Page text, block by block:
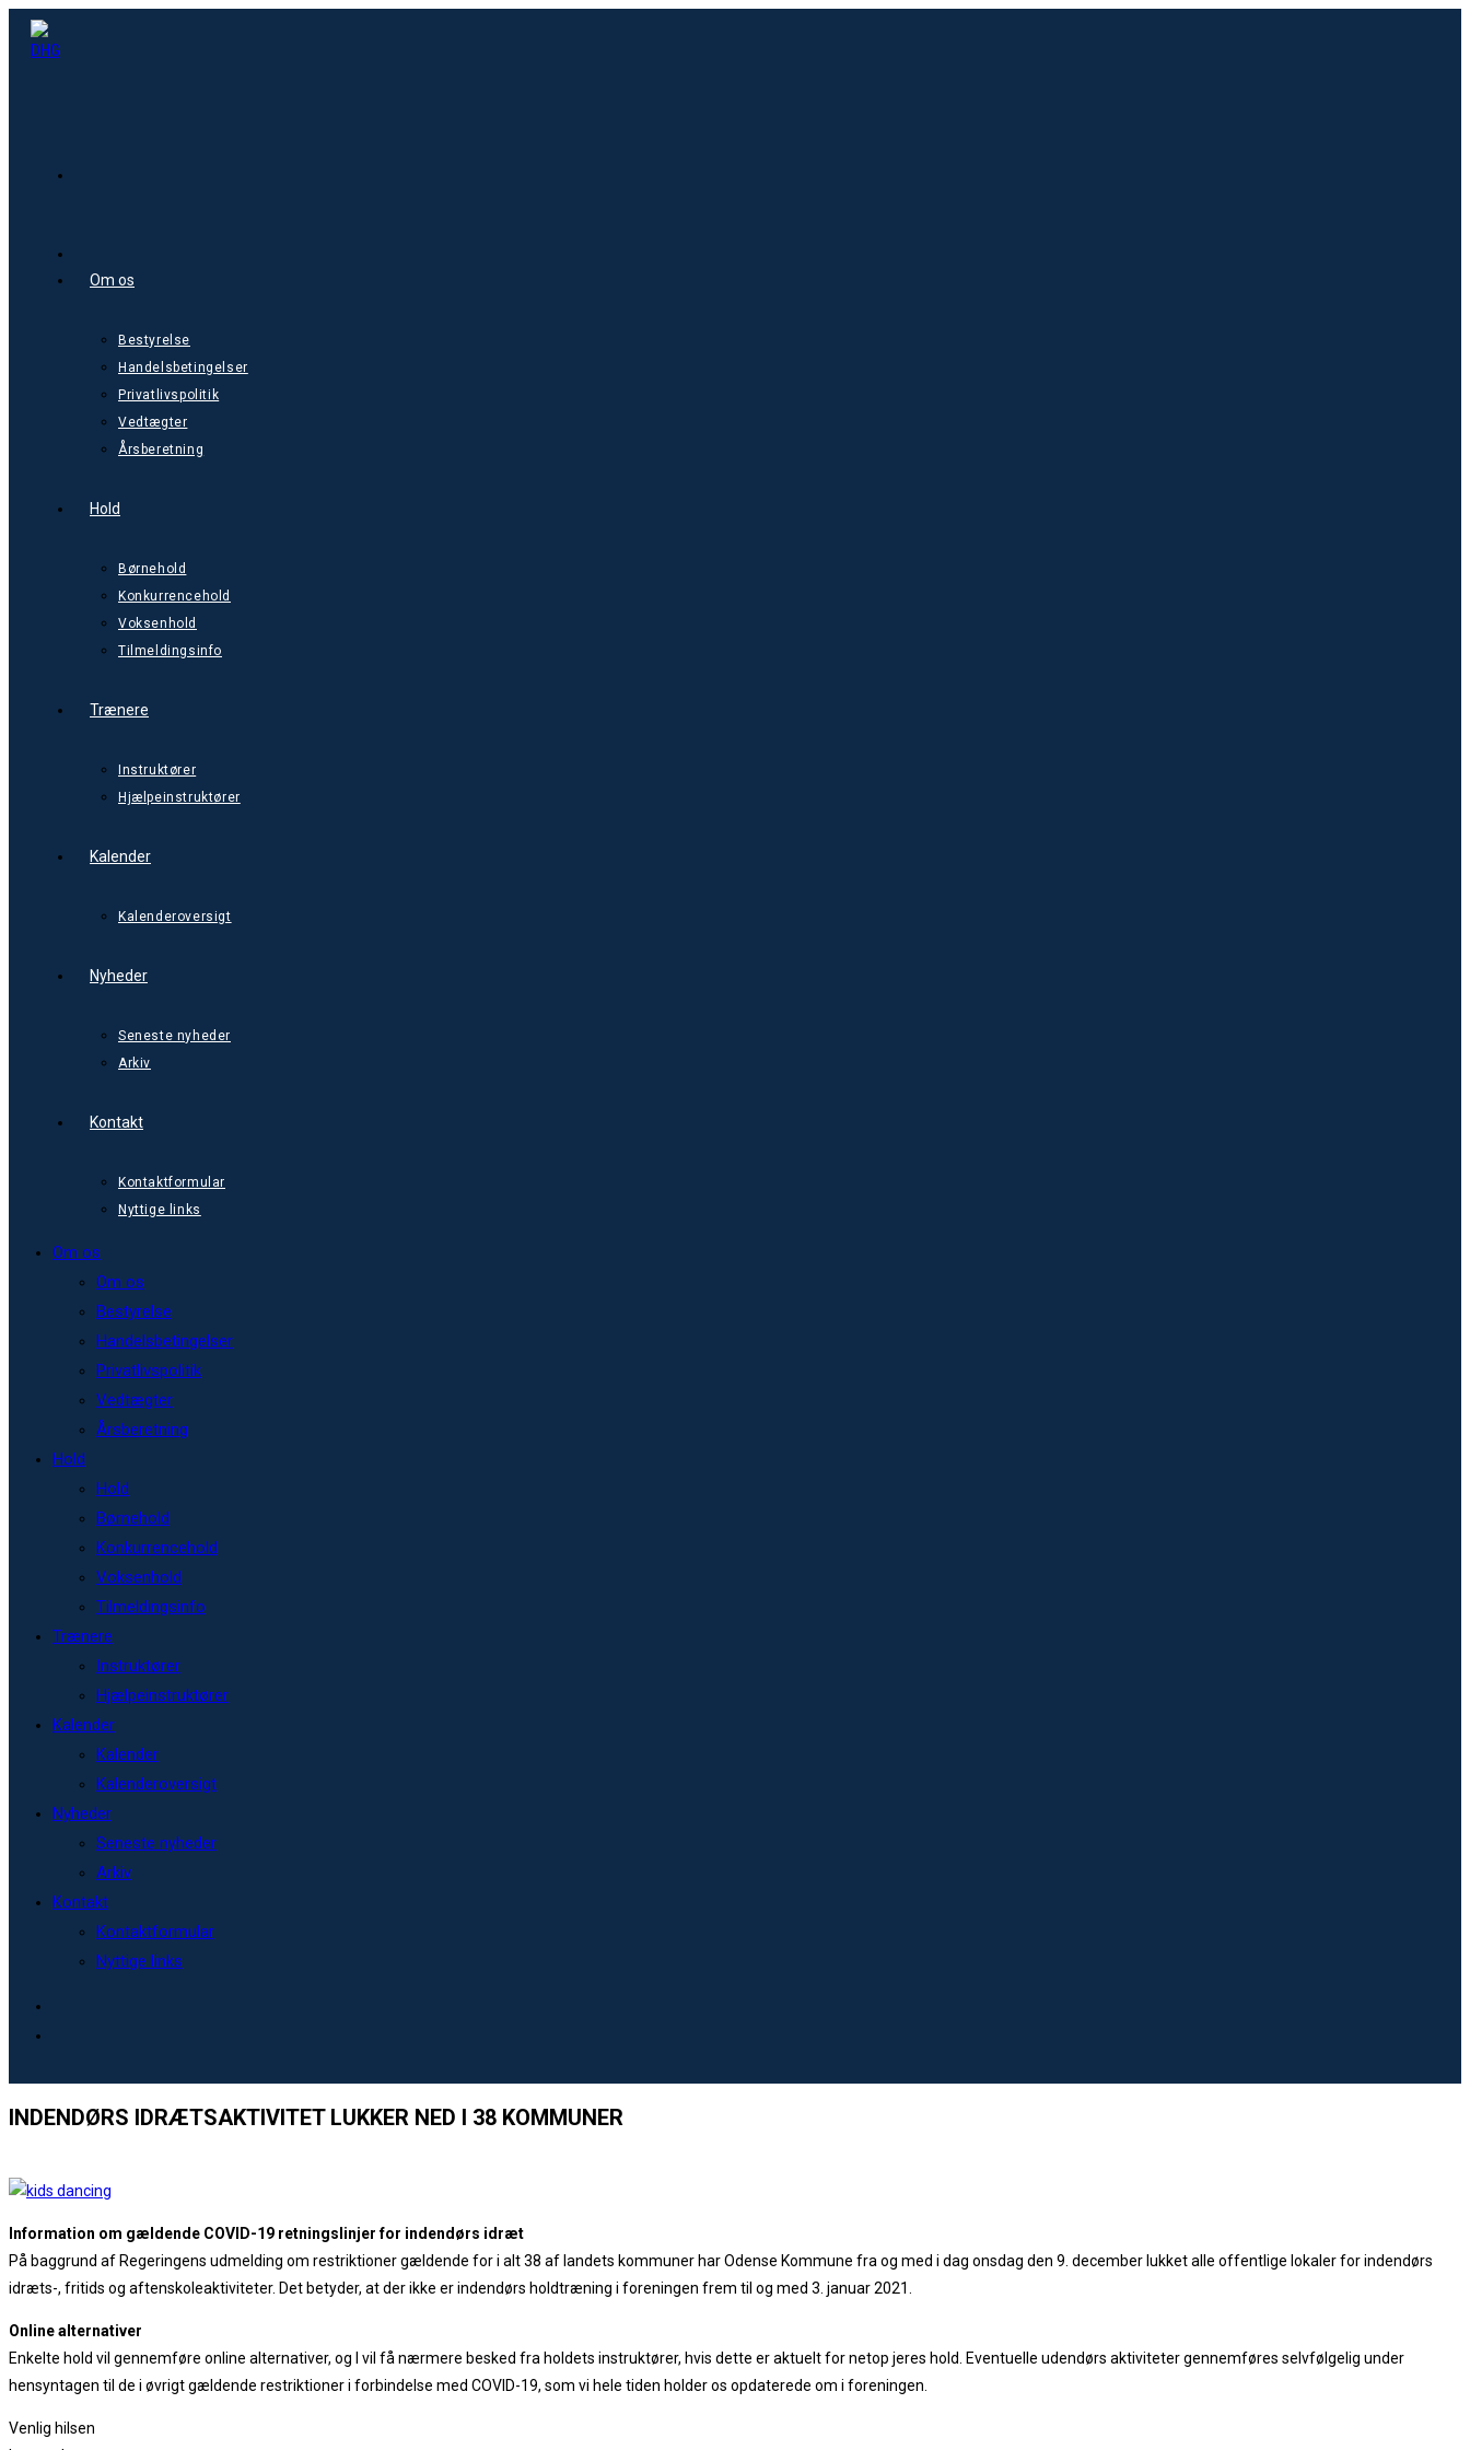
Skip
Om os
Bestyrelse
Handelsbetingelser
Privatlivspolitik
Vedtægter
Årsberetning
Hold
Børnehold
Konkurrencehold
Voksenhold
Tilmeldingsinfo
Trænere
Instruktører
Hjælpeinstruktører
Kalender
Kalenderoversigt
Nyheder
Seneste nyheder
Arkiv
Kontakt
Kontaktformular
Nyttige links
Om os
Om os
Bestyrelse
Handelsbetingelser
Privatlivspolitik
Vedtægter
Årsberetning
Hold
Hold
Børnehold
Konkurrencehold
Voksenhold
Tilmeldingsinfo
Trænere
Instruktører
Hjælpeinstruktører
Kalender
Kalender
Kalenderoversigt
Nyheder
Seneste nyheder
Arkiv
Kontakt
Kontaktformular
Nyttige links
INDENDØRS IDRÆTSAKTIVITET LUKKER NED I 38 KOMMUNER
Information om gældende COVID-19 retningslinjer for indendørs idræt
På baggrund af Regeringens udmelding om restriktioner gældende for i alt 38 af landets kommuner har Odense Kommune fra og med i dag onsdag den 9. december lukket alle offentlige lokaler for indendørs
idræts-, fritids og aftenskoleaktiviteter. Det betyder, at der ikke er indendørs holdtræning i foreningen frem til og med 3. januar 2021.
Online alternativer
Enkelte hold vil gennemføre online alternativer, og I vil få nærmere besked fra holdets instruktører, hvis dette er aktuelt for netop jeres hold. Eventuelle udendørs aktiviteter gennemføres selvfølgelig under
hensyntagen til de i øvrigt gældende restriktioner i forbindelse med COVID-19, som vi hele tiden holder os opdaterede om i foreningen.
Venlig hilsen